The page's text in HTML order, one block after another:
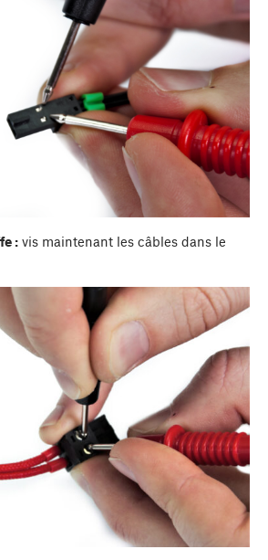
:vis maintenant les câbles dans le